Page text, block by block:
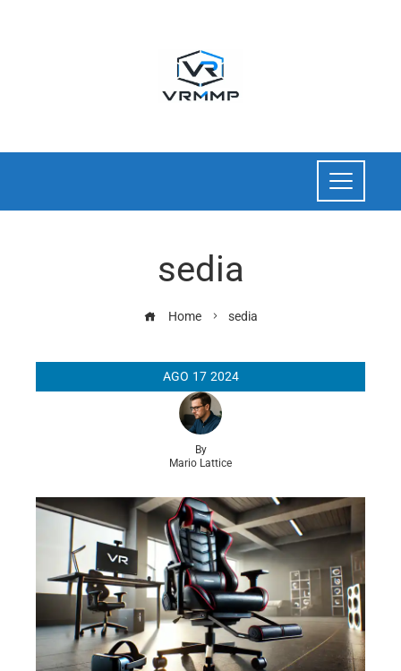
sedia
Home sedia
AGO 17 2024
By
Mario Lattice